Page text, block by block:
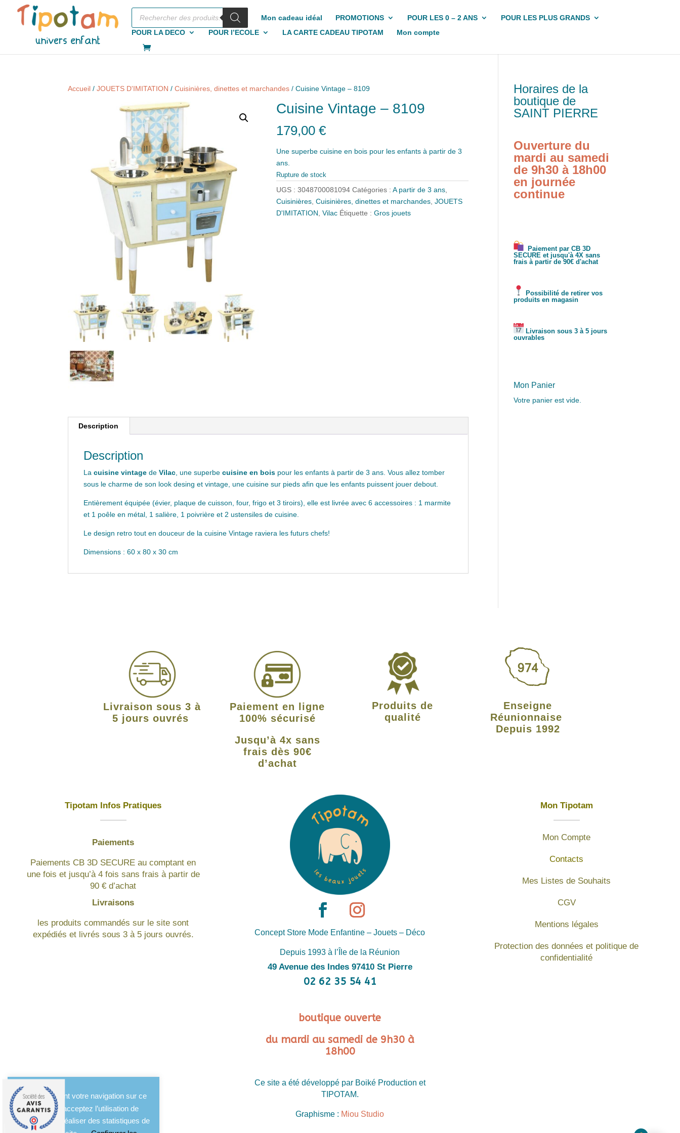
Recherche
produits
Mon cadeau idéal PROMOTIONS POUR LES 0 – 2 ANS
POUR LES PLUS GRANDS
POUR LA DECO
POUR l’ECOLE LA CARTE CADEAU TIPOTAM Mon compte
Accueil /JOUETS D'IMITATION /Cuisinières, dinettes et marchandes / Cuisine Vintage – 8109
Cuisine Vintage – 8109
179,00€
Une superbe cuisine en bois pour les enfants à partir de 3
ans.
Rupture de stock
UGS :3048700081094 Catégories :A partir de 3 ans,
Cuisinières,Cuisinières, dinettes et marchandes,JOUETS
D'IMITATION,Vilac Étiquette :Gros jouets
Description
Description
Lacuisine vintage deVilac , une superbecuisine en bois pour les enfants à partir de 3 ans. Vous allez tomber
sous le charme de son look desing et vintage, une cuisine sur pieds afin que les enfants puissent jouer debout.
Entièrement équipée (évier, plaque de cuisson, four, frigo et 3 tiroirs), elle est livrée avec 6 accessoires : 1 marmite
et 1 poêle en métal, 1 salière, 1 poivrière et 2 ustensiles de cuisine.
Le design retro tout en douceur de la cuisine Vintage raviera les futurs chefs!
Dimensions : 60 x 80 x 30 cm
Horaires de la
boutique de
SAINT PIERRE
Ouverture du
mardi au samedi
de 9h30 à 18h00
en journée
continue
Paiement par CB 3D
SECURE et jusqu'à 4X sans
frais à partir de 90€ d'achat
Possibilité de retirer vos
produits en magasin
Livraison sous 3 à 5 jours
ouvrables
Mon Panier
Votre panier est vide.
Livraison sous 3 à
5 jours ouvrés
Paiement en ligne
100% sécurisé
Jusqu’à 4x sans
frais dès 90€
d’achat
Produits de
qualité
Enseigne
Réunionnaise
Depuis 1992
Tipotam Infos Pratiques
Paiements
Paiements CB 3D SECURE au comptant en
une fois et jusqu’à 4 fois sans frais à partir de
90 € d’achat
Livraisons
les produits commandés sur le site sont
expédiés et livrés sous 3 à 5 jours ouvrés.
Concept Store Mode Enfantine – Jouets – Déco
Depuis 1993 à l’Île de la Réunion
49 Avenue des Indes 97410 St Pierre
02 62 35 54 41
boutique ouverte
du mardi au samedi de 9h30 à
18h00
Ce site a été développé par Boiké Production et
TIPOTAM.
Graphisme : Miou Studio
Mon Tipotam
Mon Compte
Contacts
Mes Listes de Souhaits
CGV
Mentions légales
Protection des données et politique de
confidentialité
En poursuivant votre navigation sur ce
site, vous acceptez l’utilisation de
cookies pour réaliser des statistiques de